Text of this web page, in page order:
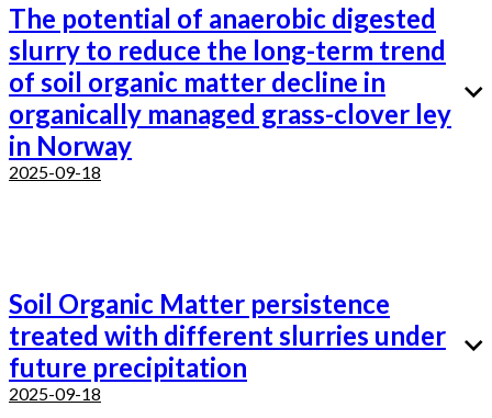
The potential of anaerobic digested
slurry to reduce the long-term trend
of soil organic matter decline in
organically managed grass-clover ley
in Norway
2025-09-18
Soil Organic Matter persistence
treated with different slurries under
future precipitation
2025-09-18